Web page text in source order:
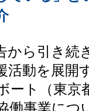
から引き続
活動を展開
ート（東京
働事業につ